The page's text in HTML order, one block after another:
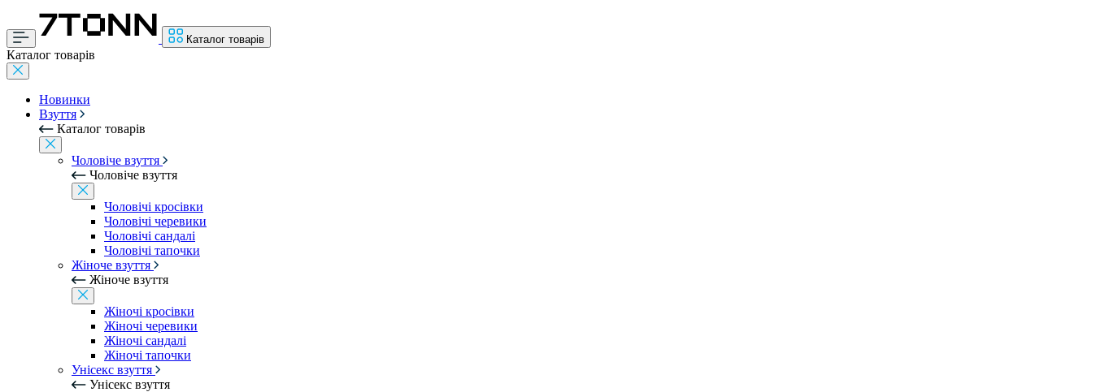
Каталог товарів
Каталог товарів
Новинки
Взуття
Каталог товарів
Чоловіче взуття
Чоловіче взуття
Чоловічі кросівки
Чоловічі черевики
Чоловічі сандалі
Чоловічі тапочки
Жіноче взуття
Жіноче взуття
Жіночі кросівки
Жіночі черевики
Жіночі сандалі
Жіночі тапочки
Унісекс взуття
Унісекс взуття